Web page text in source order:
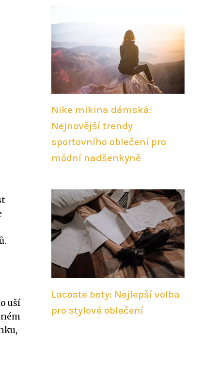
uší
Nike mikina dámská:
Nejnovější trendy
sportovního oblečení pro
módní nadšenkyně
Lacoste boty: Nejlepší volba
pro stylové oblečení